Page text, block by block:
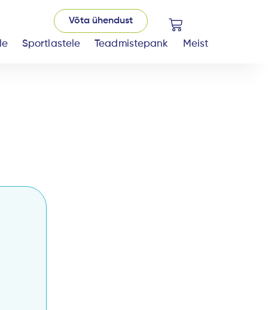
Võta ühendust Cart
Sportlastele Teadmistepank Meist